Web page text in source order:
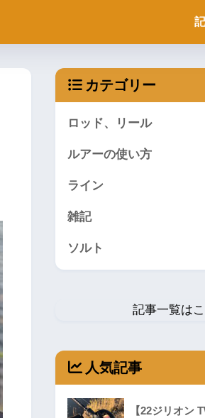
カテゴリー
ロッド、リール
ルアーの使い方
ライン
雑記
ソルト
記事一覧は
人気記事
【22ジリオン